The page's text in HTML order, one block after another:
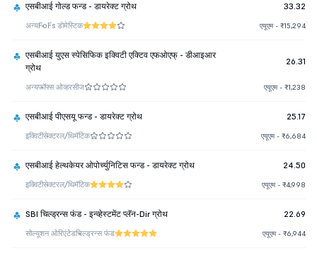
एसबीआई गोल्ड फन्ड - डायरेक्ट ग्रोथ 33.32
अन्यFoFs डोमेस्टिक एयूएम - ₹15,294
एसबीआई युएस स्पेसिफिक इक्विटी एक्टिव एफओएफ् - डीआइआर
ग्रोथ
26.31
अन्यफॉफ्स ओव्हरसीज एयूएम - ₹1,238
एसबीआई पीएसयू फन्ड - डायरेक्ट ग्रोथ 25.17
इक्विटीसेक्टरल/थिमॅटिक एयूएम - ₹6,684
एसबीआई हेल्थकेयर ओपोर्च्युनिटिस फन्ड - डायरेक्ट ग्रोथ 24.50
इक्विटीसेक्टरल/थिमॅटिक एयूएम - ₹4,998
SBI चिल्ड्रन्स फंड - इन्व्हेस्टमेंट प्लॅन-Dir ग्रोथ 22.69
सोल्यूशन ओरिएंटेडचिल्ड्रन्स फंड एयूएम - ₹6,944